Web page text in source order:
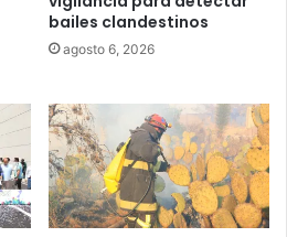
bailes clandestinos
agosto 6, 2026